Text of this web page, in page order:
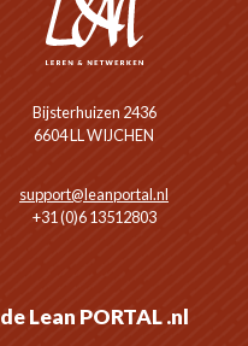
Bijsterhuizen 2436
6604 LL WIJCHEN
support@leanportal.nl
+31 (0)6 13512803
de Lean PORTAL .nl